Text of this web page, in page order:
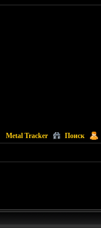
Metal Tracker Поиск